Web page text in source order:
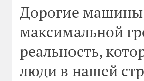
Дорогие
максимальной
реальность,
люди в нашей